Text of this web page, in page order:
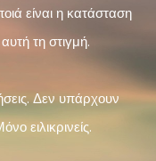
είναι η κατάσταση
τη στιγμή.
Δεν υπάρχουν
ειλικρινείς.